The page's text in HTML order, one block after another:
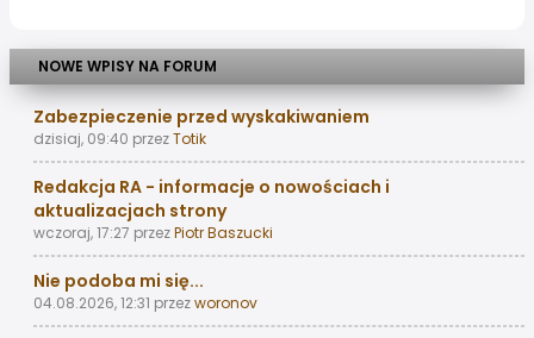
NOWE WPISY NA FORUM
Zabezpieczenie przed wyskakiwaniem
dzisiaj, 09:40 przezTotik
Redakcja RA - informacje o nowościach i
aktualizacjach strony
wczoraj, 17:27 przezPiotr Baszucki
Nie podoba mi się...
04.08.2026, 12:31 przezworonov